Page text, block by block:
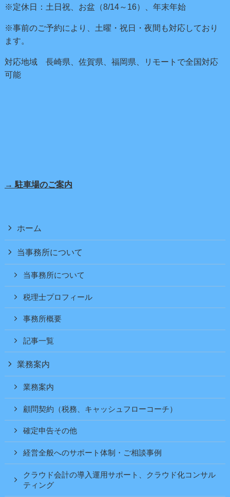
※定休日：土日祝、お盆（8/14～16）、年末年始
※事前のご予約により、土曜・祝日・夜間も対応しており
ます。
対応地域 長崎県、佐賀県、福岡県、リモートで全国対応
可能
→ 駐車場のご案内
ホーム
当事務所について
当事務所について
税理士プロフィール
事務所概要
記事一覧
業務案内
業務案内
顧問契約（税務、キャッシュフローコーチ）
確定申告その他
経営全般へのサポート体制・ご相談事例
クラウド会計の導入運用サポート、クラウド化コンサル
ティング